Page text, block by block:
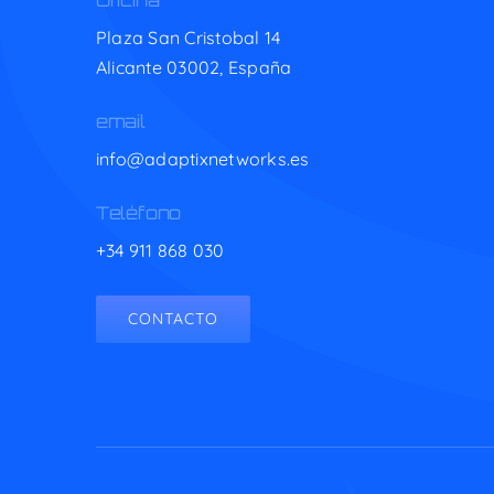
Plaza San Cristobal 14
Alicante 03002, España
email
info@adaptixnetworks.es
Teléfono
+34 911 868 030
CONTACTO